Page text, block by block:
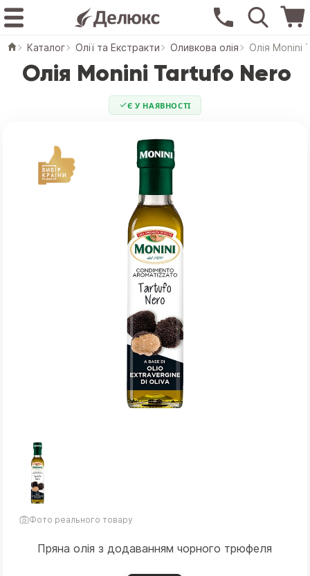
Каталог Олії та Екстракти Оливкова олія Олія Monini
Олія Monini Tartufo Nero
Є У НАЯВНОСТІ
Фото реального товару
Пряна олія з додаванням чорного трюфеля